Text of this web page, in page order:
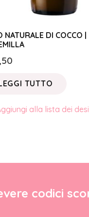
NATURALE DI COCCO |
TUTTO
alla lista dei
codici